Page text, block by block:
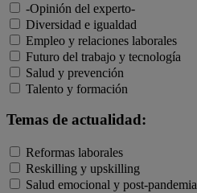
-Opinión del experto-
Diversidad e igualdad
Empleo y relaciones laborales
Futuro del trabajo y tecnología
Salud y prevención
Talento y formación
Temas de actualidad:
Reformas laborales
Reskilling y upskilling
Salud emocional y post-pandemia